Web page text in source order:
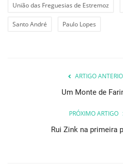
União das Freguesias de Estremoz
Santo André Paulo Lopes
ARTIGO
Um Monte de
PRÓXIMO ARTIGO
Rui Zink na primeira